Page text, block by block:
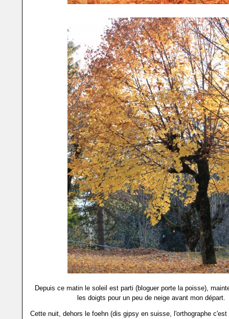
Depuis ce matin le soleil est parti (bloguer porte la poisse),
les doigts pour un peu de neige avant mon départ.
Cette nuit, dehors le foehn (dis gipsy en suisse, l'orthographe